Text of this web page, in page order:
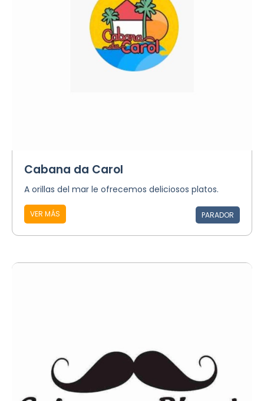
Cabana da Carol
A orillas del mar le ofrecemos deliciosos platos.
VER MÁS PARADOR